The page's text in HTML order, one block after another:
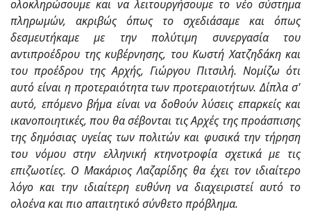
ολοκληρώσουμε και να λειτουργήσουμε το νέο σύστημα
πληρωμών, ακριβώς όπως το σχεδιάσαμε και όπως
δεσμευτήκαμε με την πολύτιμη συνεργασία του
αντιπροέδρου της κυβέρνησης, του Κωστή Χατζηδάκη και
του προέδρου της Αρχής, Γιώργου Πιτσιλή. Νομίζω ότι
αυτό είναι η προτεραιότητα των προτεραιοτήτων. Δίπλα σ'
αυτό, επόμενο βήμα είναι να δοθούν λύσεις επαρκείς και
ικανοποιητικές, που θα σέβονται τις Αρχές της προάσπισης
της δημόσιας υγείας των πολιτών και φυσικά την τήρηση
του νόμου στην ελληνική κτηνοτροφία σχετικά με τις
επιζωοτίες. Ο Μακάριος Λαζαρίδης θα έχει τον ιδιαίτερο
λόγο και την ιδιαίτερη ευθύνη να διαχειριστεί αυτό το
ολοένα και πιο απαιτητικό σύνθετο πρόβλημα.